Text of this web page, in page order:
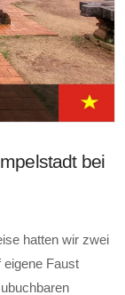
bei
hatten wir zwei
eigene Faust